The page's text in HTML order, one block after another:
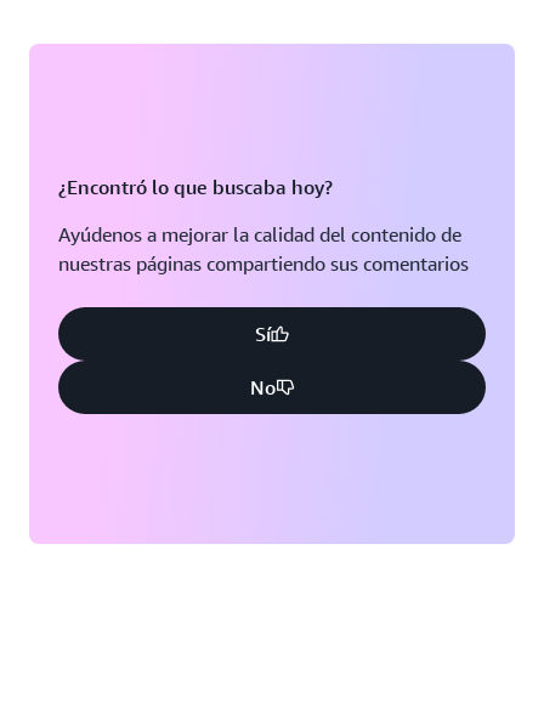
¿Encontró lo que buscaba hoy?
Ayúdenos a mejorar la calidad del contenido de
nuestras páginas compartiendo sus comentarios
Sí
No